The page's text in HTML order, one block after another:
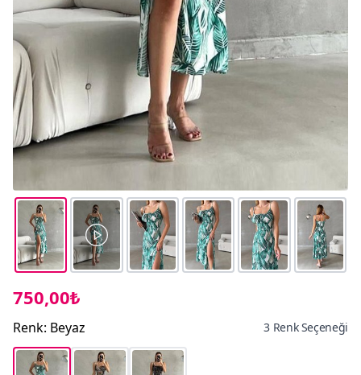
750,00₺
Renk: Beyaz 3 Renk Seçeneği